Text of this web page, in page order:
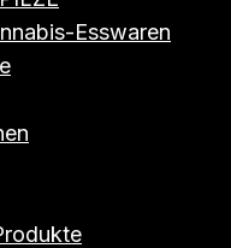
Esswaren